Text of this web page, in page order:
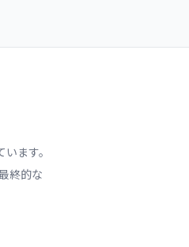
ます。
終的な